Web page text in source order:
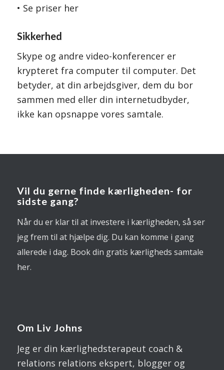
• Se priser her
Sikkerhed
Skype og andre video-konferencer er
krypteret fra computer til computer. Det
betyder, at din arbejdsgiver, dem du bor
sammen med eller din internetudbyder,
ikke kan opsnappe vores samtale.
Vil du gerne finde kærligheden- for
sidste gang?
Når du er klar til at investere i kærligheden, så ser
jeg frem til at hjælpe dig. Du kan komme i gang
allerede i dag. Book din gratis kærligheds samtale
her.
Om Liv Johns
Jeg er din kærlighedsterapeut coach &
relations relations ekspert, blogger og